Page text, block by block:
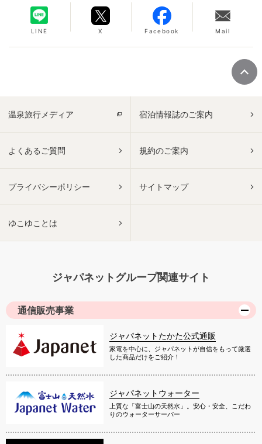
LINE X Facebook Mail
温泉旅行メディア 宿泊情報誌のご案内
よくあるご質問 規約のご案内
プライバシーポリシー サイトマップ
ゆこゆことは
ジャパネットグループ関連サイト
通信販売事業
ジャパネットたかた公式通販
家電を中心に、ジャパネットが自信をもって厳選
した商品だけをご紹介！
ジャパネットウォーター
上質な「富士山の天然水」。安心・安全、こだわ
りのウォーターサーバー